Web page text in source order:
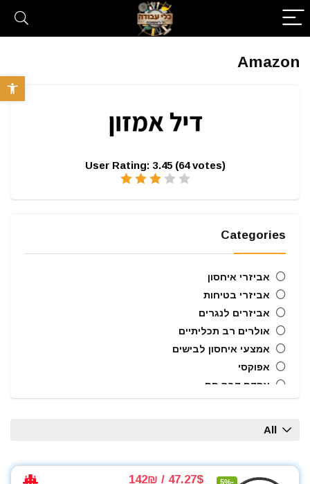
פתח
Amazon
User Rating: 3.45 (64votes)
Categories
אביזרי איחסון
אביזרי בטיחות
אביזרים לנגרים
אולרים רב תכליתיים
אמצעי איחסון לבישים
אפוקסי
אקדח דבק חם
אקדח מרק (נקניקים) ידני
All
-5%
47.27$ / 142₪